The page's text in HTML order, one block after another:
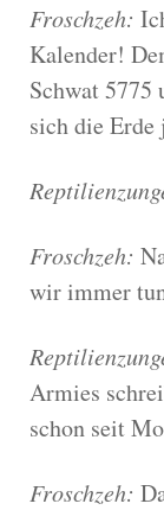
Froschzeh:
Kalender!
Schwat
sich die
Froschzeh:
wir immer
Armies
schon seit
Froschzeh: